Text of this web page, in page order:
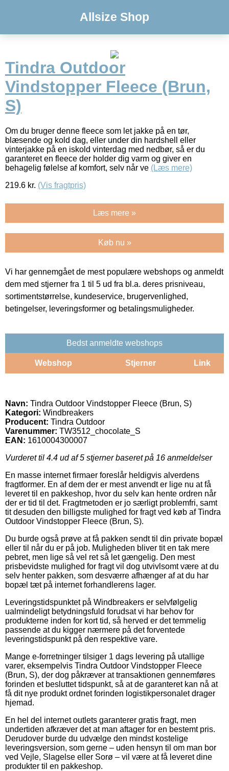
Allsize Shop
Tindra Outdoor
Vindstopper Fleece (Brun,
S)
Om du bruger denne fleece som let jakke på en tør,
blæsende og kold dag, eller under din hardshell eller
vinterjakke på en iskold vinterdag med nedbør, så er du
garanteret en fleece der holder dig varm og giver en
behagelig følelse af komfort, selv når ve (Læs mere)
219.6 kr. (Vis fragtpris)
Læs mere »
Køb nu »
Vi har gennemgået de mest populære webshops og anmeldt
dem med stjerner fra 1 til 5 ud fra bl.a. deres prisniveau,
sortimentstørrelse, kundeservice, brugervenlighed,
betingelser, leveringsformer og betalingsmuligheder.
Bedst anmeldte webshops
Webshop Stjerner Link
Navn: Tindra Outdoor Vindstopper Fleece (Brun, S)
Kategori: Windbreakers
Producent: Tindra Outdoor
Varenummer: TW3512_chocolate_S
EAN: 1610004300007
Vurderet til 4.4 ud af 5 stjerner baseret på 16 anmeldelser
En masse internet firmaer foreslår heldigvis alverdens
fragtformer. En af dem der er mest anvendt er lige nu at få
leveret til en pakkeshop, hvor du selv kan hente ordren når
der er tid til det. Fragtmetoden er jo særligt problemfri, samt
tit desuden den billigste mulighed for fragt ved køb af Tindra
Outdoor Vindstopper Fleece (Brun, S).
Du burde også prøve at få pakken sendt til din private bopæl
eller til når du er på job. Muligheden bliver tit en tak mere
pebret, men lige så vel ret så let gængelig. Den mest
prisbevidste mulighed for fragt vil dog utvivlsomt være at du
selv henter pakken, som desværre afhænger af at du har
bopæl tæt på internet forhandlerens lager.
Leveringstidspunktet på Windbreakers er selvfølgelig
ualmindeligt betydningsfuld forudsat vi har behov for
produkterne inden for kort tid, så herved er det temmelig
passende at du kigger nærmere på det forventede
leveringstidspunkt på den respektive vare.
Mange e-forretninger tilsiger 1 dags levering på utallige
varer, eksempelvis Tindra Outdoor Vindstopper Fleece
(Brun, S), der dog påkræver at transaktionen gennemføres
forinden et besluttet tidspunkt, så at de garanteret kan nå at
få dit nye produkt ordnet forinden logistikpersonalet drager
hjemad.
En hel del internet outlets garanterer gratis fragt, men
undertiden afkræver det at man aftager for en bestemt pris.
Derudover burde du udvælge den mindst kostelige
leveringsversion, som gerne – uden hensyn til om man bor
ved Vejle, Slagelse eller Sorø – vil være at få leveret dine
produkter til en pakkeshop.